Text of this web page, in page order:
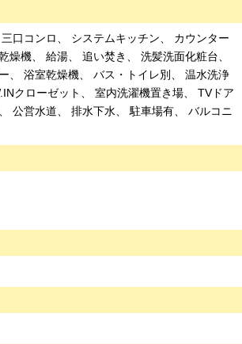
三口コンロ システムキッチン
カウンター
燥機 給湯 追い焚き
洗髪洗面化粧台
浴室乾燥機 バス・トイレ別
温水洗浄
クローゼット 室内洗濯機置き場
TVドア
公営水道 排水下水 駐車場有
バルコニ